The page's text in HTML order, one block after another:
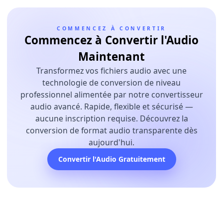
COMMENCEZ À CONVERTIR
Commencez à Convertir l'Audio
Maintenant
Transformez vos fichiers audio avec une
technologie de conversion de niveau
professionnel alimentée par notre convertisseur
audio avancé. Rapide, flexible et sécurisé —
aucune inscription requise. Découvrez la
conversion de format audio transparente dès
aujourd'hui.
Convertir l'Audio Gratuitement